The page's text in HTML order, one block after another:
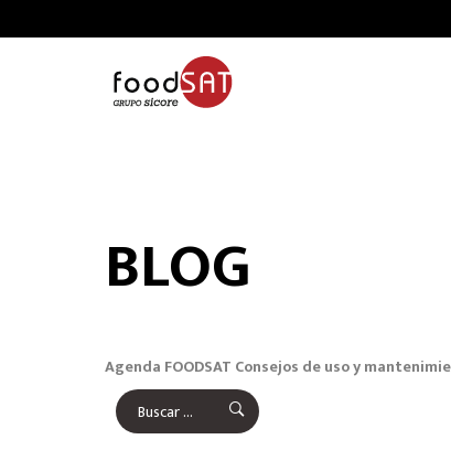
BLOG
Agenda FOODSAT Consejos de uso y